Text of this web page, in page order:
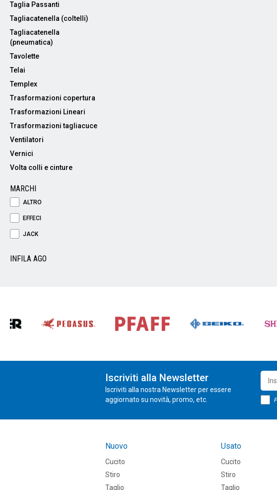
Taglia Passanti
Tagliacatenella (coltelli)
Tagliacatenella
(pneumatica)
Tavolette
Telai
Templex
Trasformazioni copertura
Trasformazioni Lineari
Trasformazioni tagliacuce
Ventilatori
Vernici
Volta colli e cinture
MARCHI
ALTRO
EFFECI
JACK
INFILA AGO
Iscriviti alla Newsletter
Iscriviti alla nostra Newsletter per essere
aggiornato su novità, promo, etc.
Nuovo
Cucito
Stiro
Taglio
Usato
Cucito
Stiro
Taglio